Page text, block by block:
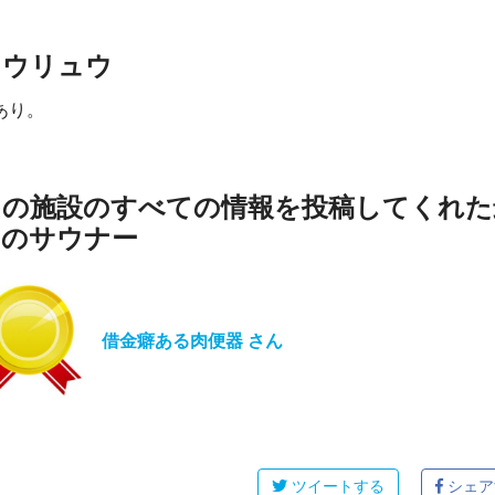
リュウ
り。
施設のすべての情報を投稿してくれ
サウナー
借金癖ある肉便器 さん
ツイートする シェ